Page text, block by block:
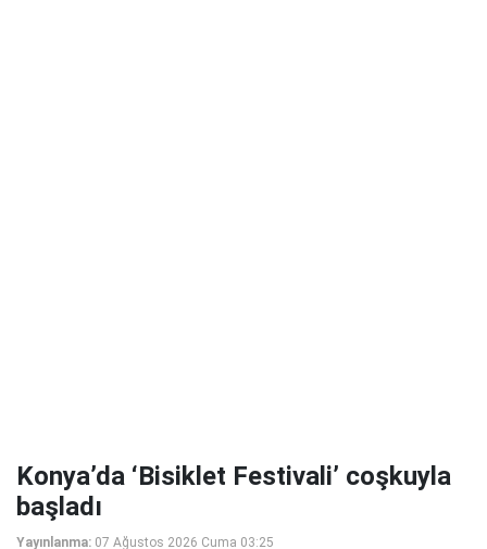
Konya’da ‘Bisiklet Festivali’ coşkuyla
başladı
Yayınlanma: 07 Ağustos 2026 Cuma 03:25